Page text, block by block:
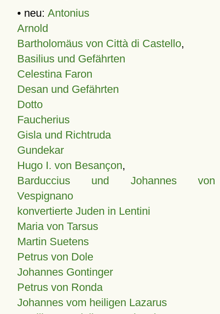
• neu: Antonius
Arnold
Bartholomäus von Città di Castello,
Basilius und Gefährten
Celestina Faron
Desan und Gefährten
Dotto
Faucherius
Gisla und Richtruda
Gundekar
Hugo I. von Besançon,
Barduccius und Johannes von
Vespignano
konvertierte Juden in Lentini
Maria von Tarsus
Martin Suetens
Petrus von Dole
Johannes Gontinger
Petrus von Ronda
Johannes vom heiligen Lazarus